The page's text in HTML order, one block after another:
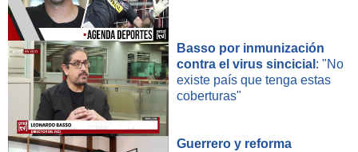
Basso por inmunización
contra el virus sincicial : "No
existe país que tenga estas
coberturas"
Guerrero y reforma